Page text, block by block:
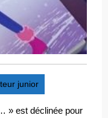
junior
» est déclinée pour